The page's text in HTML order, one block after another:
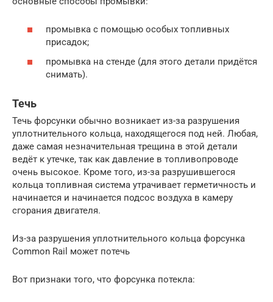
промывка с помощью особых топливных
присадок;
промывка на стенде (для этого детали придётся
снимать).
Течь
Течь форсунки обычно возникает из-за разрушения
уплотнительного кольца, находящегося под ней. Любая,
даже самая незначительная трещина в этой детали
ведёт к утечке, так как давление в топливопроводе
очень высокое. Кроме того, из-за разрушившегося
кольца топливная система утрачивает герметичность и
начинается и начинается подсос воздуха в камеру
сгорания двигателя.
Из-за разрушения уплотнительного кольца форсунка
Common Rail может потечь
Вот признаки того, что форсунка потекла: